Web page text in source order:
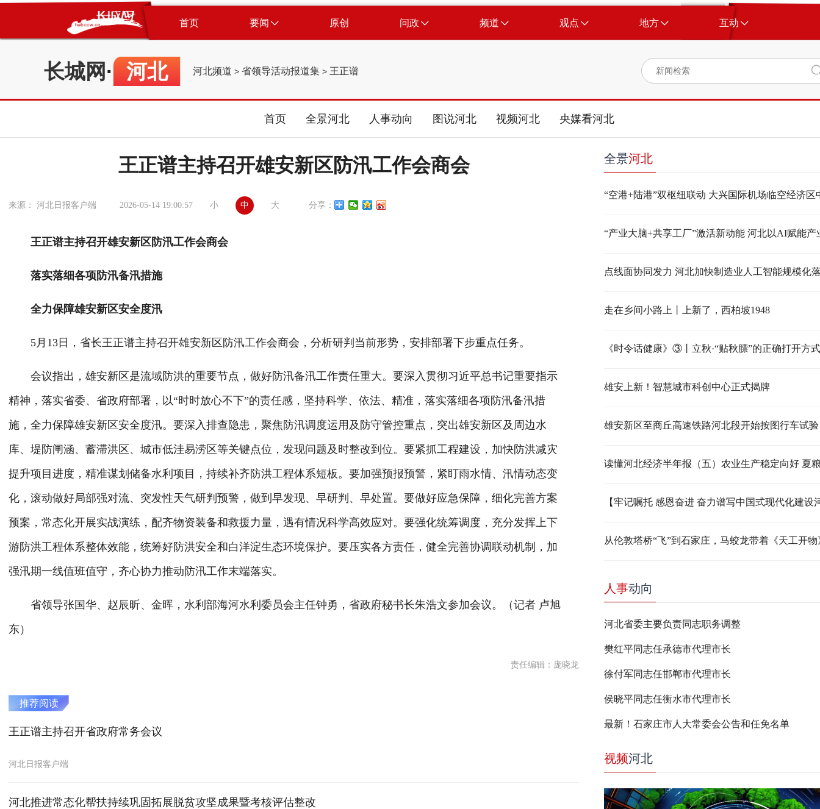
首页 要闻 原创 问政 频道 观点 地方 互动
长城网 · 河北 河北频道 > 省领导活动报道集 > 王正谱
首页 全景河北 人事动向 图说河北 视频河北 央媒看河北
王正谱主持召开雄安新区防汛工作会商会
来源： 河北日报客户端 2026-05-14 19:00:57 小 中 大 分享：
王正谱主持召开雄安新区防汛工作会商会
落实落细各项防汛备汛措施
全力保障雄安新区安全度汛
5月13日，省长王正谱主持召开雄安新区防汛工作会商会，分析研判当前形势，安排部署下步重点任务。
会议指出，雄安新区是流域防洪的重要节点，做好防汛备汛工作责任重大。要深入贯彻习近平总书记重要指示
精神，落实省委、省政府部署，以“时时放心不下”的责任感，坚持科学、依法、精准，落实落细各项防汛备汛措
施，全力保障雄安新区安全度汛。要深入排查隐患，聚焦防汛调度运用及防守管控重点，突出雄安新区及周边水
库、堤防闸涵、蓄滞洪区、城市低洼易涝区等关键点位，发现问题及时整改到位。要紧抓工程建设，加快防洪减灾
提升项目进度，精准谋划储备水利项目，持续补齐防洪工程体系短板。要加强预报预警，紧盯雨水情、汛情动态变
化，滚动做好局部强对流、突发性天气研判预警，做到早发现、早研判、早处置。要做好应急保障，细化完善方案
预案，常态化开展实战演练，配齐物资装备和救援力量，遇有情况科学高效应对。要强化统筹调度，充分发挥上下
游防洪工程体系整体效能，统筹好防洪安全和白洋淀生态环境保护。要压实各方责任，健全完善协调联动机制，加
强汛期一线值班值守，齐心协力推动防汛工作末端落实。
省领导张国华、赵辰昕、金晖，水利部海河水利委员会主任钟勇，省政府秘书长朱浩文参加会议。（记者 卢旭
东）
责任编辑：庞晓龙
推荐阅读
王正谱主持召开省政府常务会议
河北日报客户端
河北推进常态化帮扶持续巩固拓展脱贫攻坚成果暨考核评估整改
全景河北
点线面协同发力 河北加快制造业人工智能规模化
走在乡间小路上丨上新了，西柏坡1948
《时令话健康》③丨立秋·“贴秋膘”的正确打开方式
雄安上新！智慧城市科创中心正式揭牌
雄安新区至商丘高速铁路河北段开始按图行车试验
从伦敦塔桥“飞”到石家庄，马蛟龙带着《天工开
人事动向
河北省委主要负责同志职务调整
樊红平同志任承德市代理市长
徐付军同志任邯郸市代理市长
侯晓平同志任衡水市代理市长
最新！石家庄市人大常委会公告和任免名单
视频河北